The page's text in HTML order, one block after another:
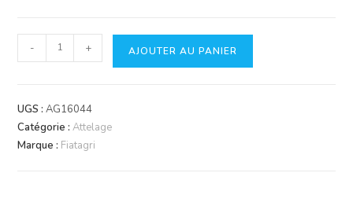
quantité
de
oscillante
de
traction
- + AJOUTER AU PANIER
UGS :AG16044
Catégorie :Attelage
Marque : Fiatagri